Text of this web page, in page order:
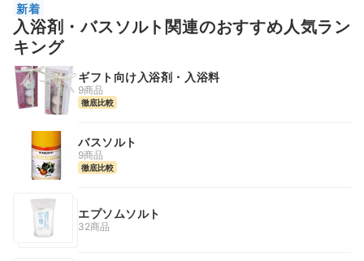
新着
入浴剤・バスソルト関連のおすすめ人気ラン
キング
ギフト向け入浴剤・入浴料
9商品
徹底比較
バスソルト
9商品
徹底比較
エプソムソルト
32商品